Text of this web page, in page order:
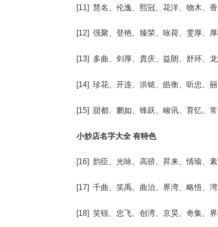
[11] 慧名、伦逸、熙冠、花洋、物木、
[12] 强聚、登艳、臻荣、咏荷、雯厚、
[13] 多曲、剑厚、貴庆、益朗、舒环、
[14] 珍花、开连、洪铭、皓衡、听忠、
[15] 甜都、鹏如、锋跃、峻讯、育忆、
小炒店名字大全 有特色
[16] 韵臣、光咏、高骄、昇来、情瑜、素
[17] 千曲、笑禹、曲治、界湾、略悟、
[18] 笑锐、忠飞、创湾、京昊、奇集、界